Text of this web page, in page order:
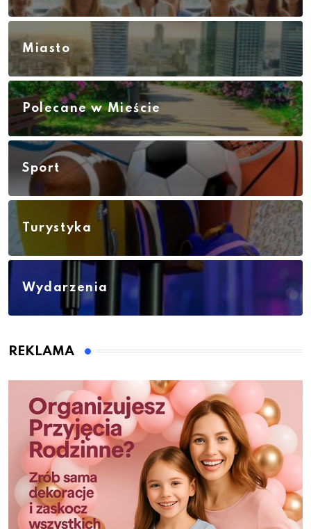
Miasto
Polecane w Mieście
Sport
Turystyka
Wydarzenia
REKLAMA